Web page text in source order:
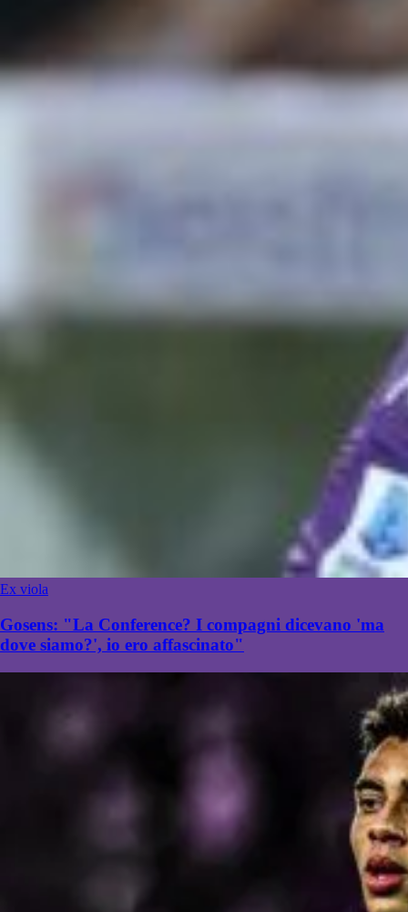
Ex viola
Gosens: "La Conference? I compagni dicevano 'ma
dove siamo?', io ero affascinato"